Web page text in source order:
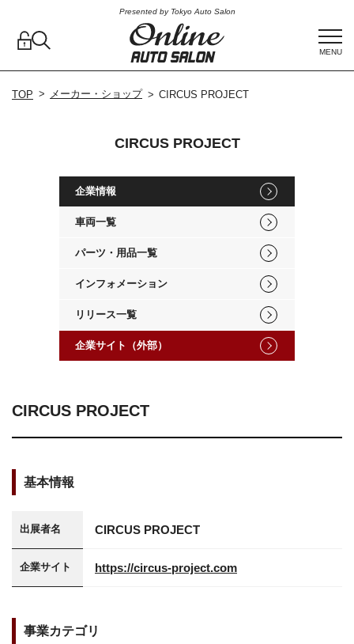
Presented by Tokyo Auto Salon
MENU
TOP メーカー・ショップ CIRCUS PROJECT
CIRCUS PROJECT
基本情報
出展者名 CIRCUS PROJECT
企業サイト https://circus-project.com
事業カテゴリ
CIRCUS PROJECT
企業情報
車両一覧
パーツ・用品一覧
インフォメーション
リリース一覧
企業サイト（外部）